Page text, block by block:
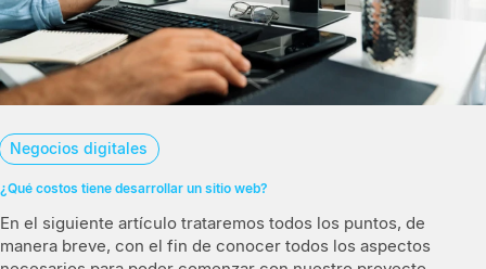
Negocios digitales
¿Qué costos tiene desarrollar un sitio web?
En el siguiente artículo trataremos todos los puntos, de
manera breve, con el fin de conocer todos los aspectos